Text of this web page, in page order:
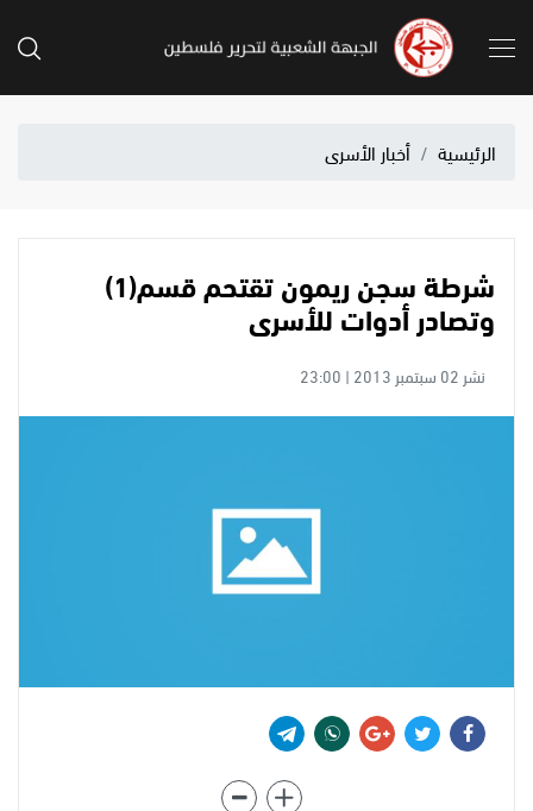
الرئيسية أخبار الأسرى
شرطة سجن ريمون تقتحم قسم(1)
وتصادر أدوات للأسرى
نشر 02 سبتمبر 2013 | 23:00